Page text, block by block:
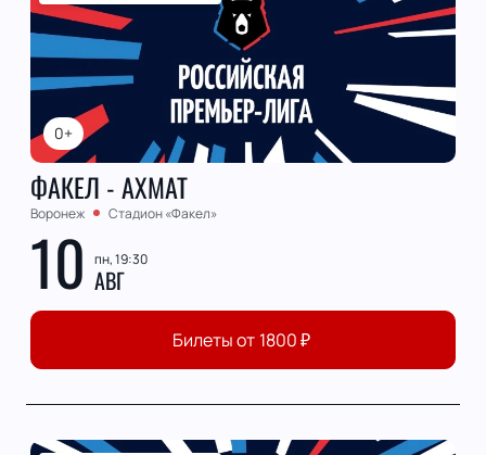
0+
ФАКЕЛ - АХМАТ
Воронеж Стадион «Факел»
10 пн, 19:30
АВГ
Билеты от 1800₽